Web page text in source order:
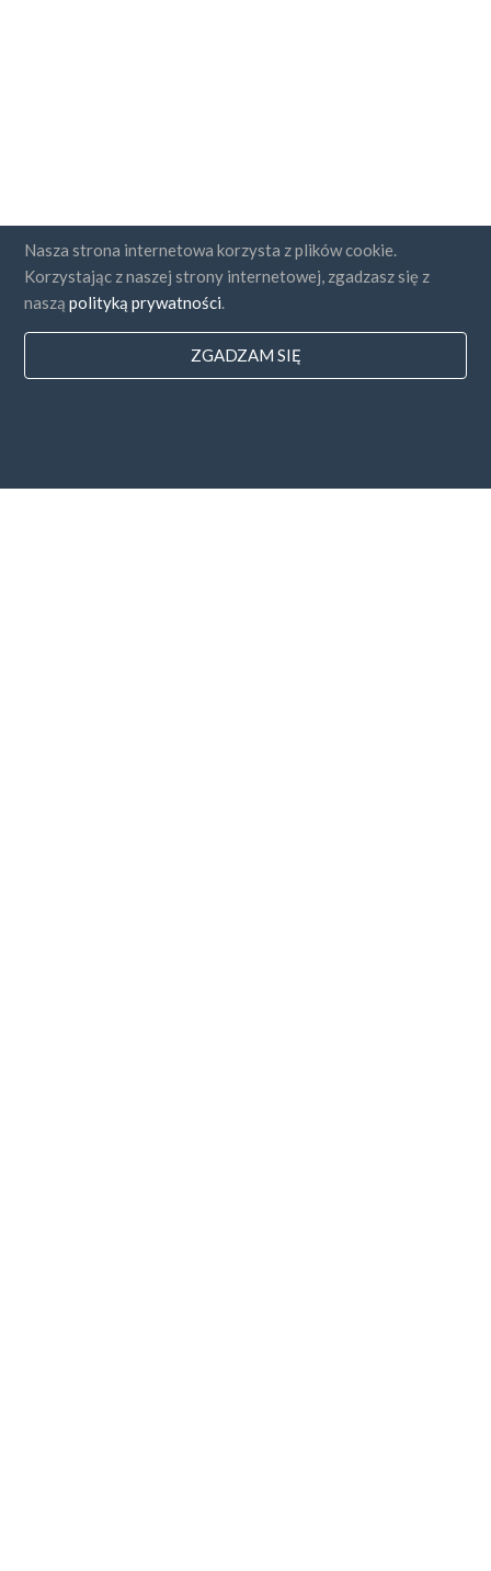
Nasza strona internetowa korzysta z plików cookie.
Korzystając z naszej strony internetowej, zgadzasz się z
nasząpolityką prywatności
ZGADZAM SIĘ